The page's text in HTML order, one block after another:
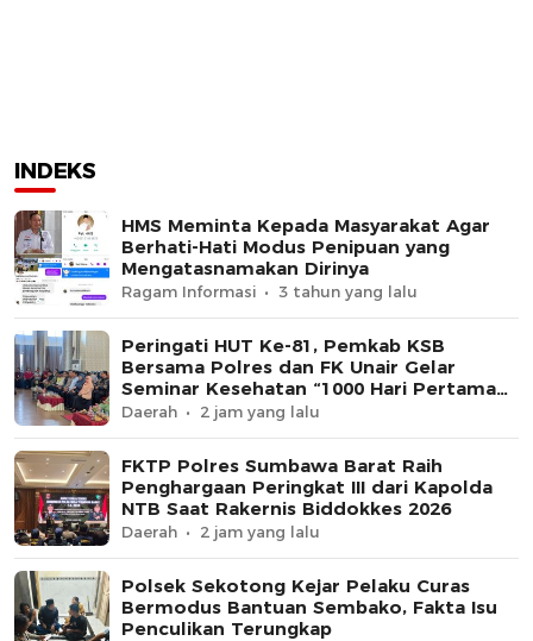
INDEKS
HMS Meminta Kepada Masyarakat Agar
Berhati-Hati Modus Penipuan yang
Mengatasnamakan Dirinya
Ragam Informasi 3 tahun yang lalu
Peringati HUT Ke-81, Pemkab KSB
Bersama Polres dan FK Unair Gelar
Seminar Kesehatan “1000 Hari Pertama
Kehidupan”
Daerah 2 jam yang lalu
FKTP Polres Sumbawa Barat Raih
Penghargaan Peringkat III dari Kapolda
NTB Saat Rakernis Biddokkes 2026
Daerah 2 jam yang lalu
Polsek Sekotong Kejar Pelaku Curas
Bermodus Bantuan Sembako, Fakta Isu
Penculikan Terungkap